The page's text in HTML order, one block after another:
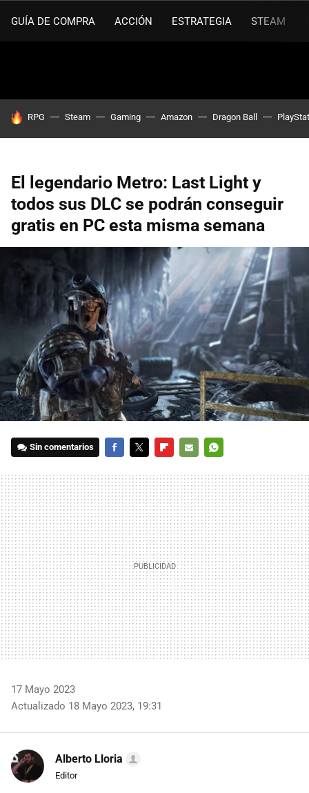
GUÍA DE COMPRA ACCIÓN ESTRATEGIA STEAM
HOY SE HABLA DE
RPG Steam Gaming Amazon Dragon Ball
El legendario Metro: Last Light y
todos sus DLC se podrán conseguir
gratis en PC esta misma semana
Sin comentarios
MAIL
17 Mayo 2023
Actualizado 18 Mayo 2023, 19:31
Alberto Lloria
Editor